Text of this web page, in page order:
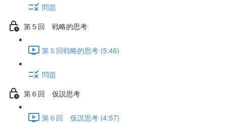
問題
第５回 戦略的思考
第５回戦略的思考 (5:46)
問題
第６回 仮説思考
第６回 仮説思考 (4:57)